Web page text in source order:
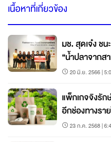
เนื้อหาที่เกี่ยวข้อง
มช. สุดเจ๋ง ช
“น้ำปลาจากส
ไทย20 มิ.ย. 2566 |
แพ็กเกจจิงรัก
อีกช่องทางรา
23 ก.ค. 2568 |